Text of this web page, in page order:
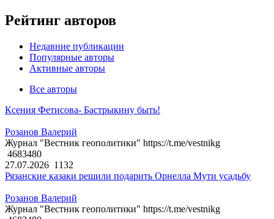
Рейтинг авторов
Недавние публикации
Популярные авторы
Активные авторы
Все авторы
Ксения Фетисова- Бастрыкину быть!
Розанов Валерий
Журнал "Вестник геополитики" https://t.me/vestnikg
4683480
27.07.2026 1132
Рязанские казаки решили подарить Орнелла Мути усадьбу
Розанов Валерий
Журнал "Вестник геополитики" https://t.me/vestnikg